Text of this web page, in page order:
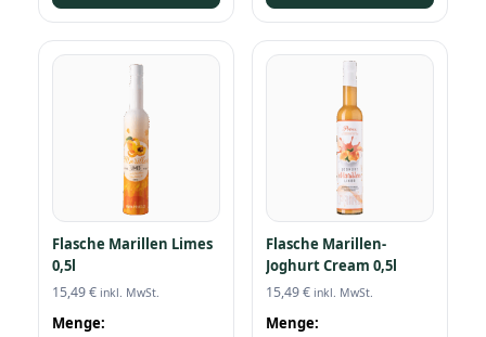
Flasche Marillen Limes
0,5l
15,49€ inkl. MwSt.
Menge:
Flasche Marillen-
Joghurt Cream 0,5l
15,49€ inkl. MwSt.
Menge: